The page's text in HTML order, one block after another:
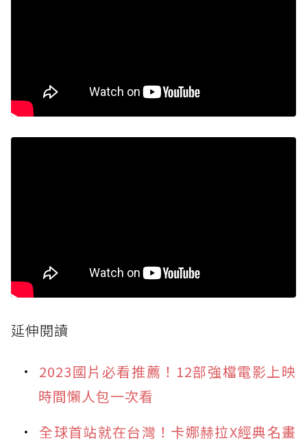
延伸閱讀
2023國片必看推薦！12部強檔電影上映
時間懶人包一次看
全球首站就在台灣！卡娜赫拉X經典名畫